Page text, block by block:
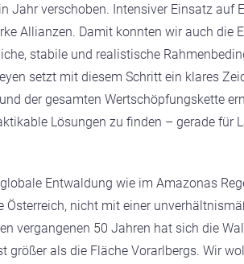
Jahr verschoben. Intensiver Einsatz auf
Allianzen. Damit konnten wir auch die
stabile und realistische
setzt mit diesem Schritt ein klares
der gesamten Wertschöpfungskette
Lösungen zu finden – gerade für
Entwaldung wie im Amazonas
Österreich, nicht mit einer
vergangenen 50 Jahren hat sich die
größer als die Fläche Vorarlbergs. Wir